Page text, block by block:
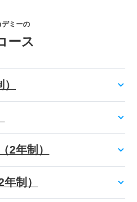
デミーの
ース
2年制）
制）